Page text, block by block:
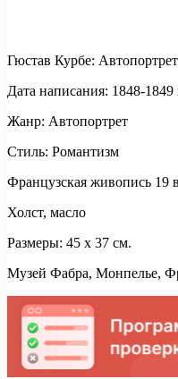
Гюстав Курбе:
Дата написания: 1848-1849
Жанр: Автопортрет
Стиль: Романтизм
Французская живопись 19
Холст, масло
Размеры: 45 x 37 см.
Музей Фабра, Монпелье,